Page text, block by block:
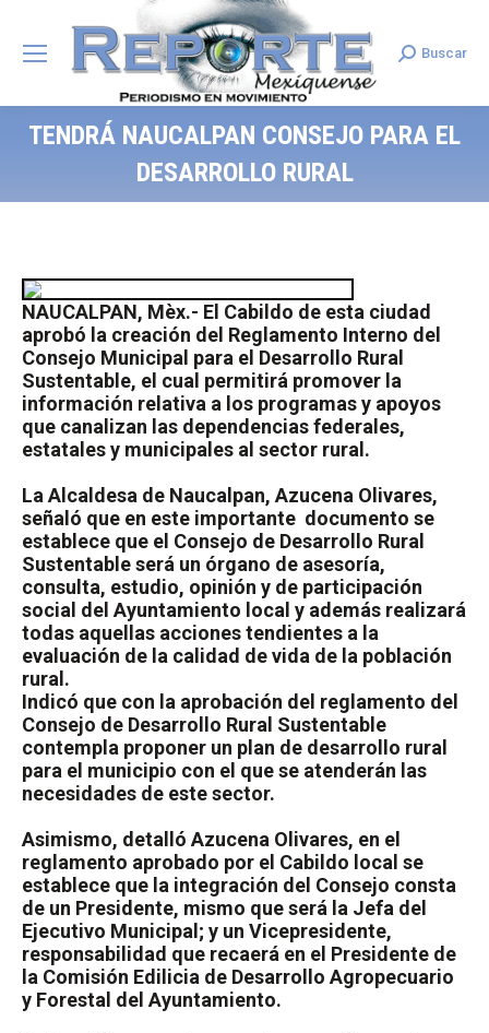
Search:
Buscar
TENDRÁ NAUCALPAN CONSEJO PARA EL
DESARROLLO RURAL
NAUCALPAN, Mèx.- El Cabildo de esta ciudad
aprobó la creación del Reglamento Interno del
Consejo Municipal para el Desarrollo Rural
Sustentable, el cual permitirá promover la
información relativa a los programas y apoyos
que canalizan las dependencias federales,
estatales y municipales al sector rural.
La Alcaldesa de Naucalpan, Azucena Olivares,
señaló que en este importante documento se
establece que el Consejo de Desarrollo Rural
Sustentable será un órgano de asesoría,
consulta, estudio, opinión y de participación
social del Ayuntamiento local y además realizará
todas aquellas acciones tendientes a la
evaluación de la calidad de vida de la población
rural.
Indicó que con la aprobación del reglamento del
Consejo de Desarrollo Rural Sustentable
contempla proponer un plan de desarrollo rural
para el municipio con el que se atenderán las
necesidades de este sector.
Asimismo, detalló Azucena Olivares, en el
reglamento aprobado por el Cabildo local se
establece que la integración del Consejo consta
de un Presidente, mismo que será la Jefa del
Ejecutivo Municipal; y un Vicepresidente,
responsabilidad que recaerá en el Presidente de
la Comisión Edilicia de Desarrollo Agropecuario
y Forestal del Ayuntamiento.